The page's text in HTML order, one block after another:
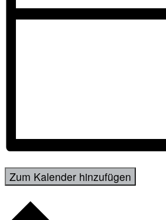
Zum Kalender hinzufügen